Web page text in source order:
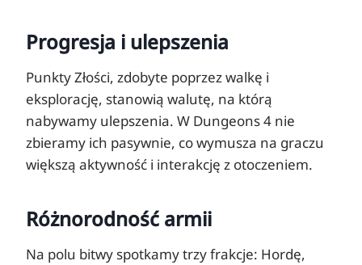
Progresja i ulepszenia
Punkty Złości, zdobyte poprzez walkę i
eksplorację, stanowią walutę, na którą
nabywamy ulepszenia. W Dungeons 4 nie
zbieramy ich pasywnie, co wymusza na graczu
większą aktywność i interakcję z otoczeniem.
Różnorodność armii
Na polu bitwy spotkamy trzy frakcje: Hordę,